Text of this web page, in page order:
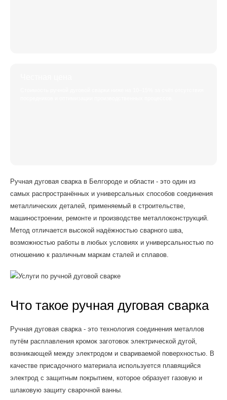
Ручная дуговая сварка в Белгороде и области - это один из
самых распространённых и универсальных способов соединения
металлических деталей, применяемый в строительстве,
машиностроении, ремонте и производстве металлоконструкций.
Метод отличается высокой надёжностью сварного шва,
возможностью работы в любых условиях и универсальностью по
отношению к различным маркам сталей и сплавов.
Что такое ручная дуговая сварка
Ручная дуговая сварка - это технология соединения металлов
путём расплавления кромок заготовок электрической дугой,
возникающей между электродом и свариваемой поверхностью. В
качестве присадочного материала используется плавящийся
электрод с защитным покрытием, которое образует газовую и
шлаковую защиту сварочной ванны.